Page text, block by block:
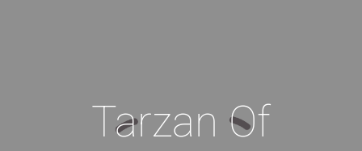
Tarzan Of